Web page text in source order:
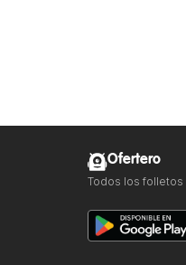
Ofertero
Todos los folletos